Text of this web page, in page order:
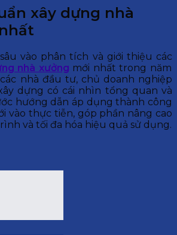
xây dựng nhà
vào phân tích và giới thiệu các
nhà xưởng mới nhất trong năm
nhà đầu tư, chủ doanh nghiệp
dựng có cái nhìn tổng quan và
hướng dẫn áp dụng thành công
vào thực tiễn, góp phần nâng cao
và tối đa hóa hiệu quả sử dụng.